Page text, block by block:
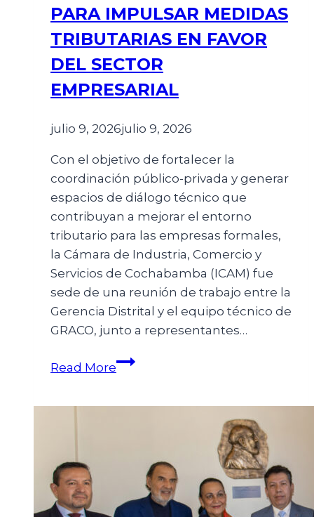
PARA IMPULSAR MEDIDAS
TRIBUTARIAS EN FAVOR
DEL SECTOR
EMPRESARIAL
julio 9, 2026julio 9, 2026
Con el objetivo de fortalecer la
coordinación público-privada y generar
espacios de diálogo técnico que
contribuyan a mejorar el entorno
tributario para las empresas formales,
la Cámara de Industria, Comercio y
Servicios de Cochabamba (ICAM) fue
sede de una reunión de trabajo entre la
Gerencia Distrital y el equipo técnico de
GRACO, junto a representantes…
Read More